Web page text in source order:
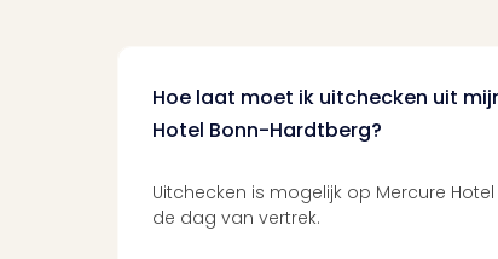
Hoe laat moet ik uitchecken uit
Hotel Bonn-Hardtberg?
Uitchecken is mogelijk op Mercure
de dag van vertrek.